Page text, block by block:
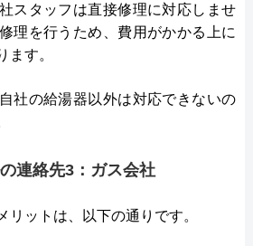
スタッフは直接修理に対応しませ
理を行うため、費用がかかる上に
ます。
社の給湯器以外は対応できないの
連絡先3：ガス会社
リットは、以下の通りです。